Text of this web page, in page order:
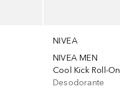
NIVEA
NIVEA MEN
Cool Kick Roll-On
Desodorante